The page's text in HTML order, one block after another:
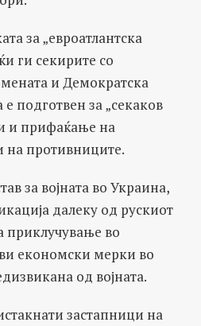
за „евроатлантска
ги секирите со
и Демократска
е подготвен за „секаков
и прифаќање на
на противниците.
за војната во Украина,
далеку од рускиот
во
економски мерки во
од војната.
застапници на